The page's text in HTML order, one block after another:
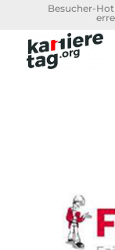
Besucher-